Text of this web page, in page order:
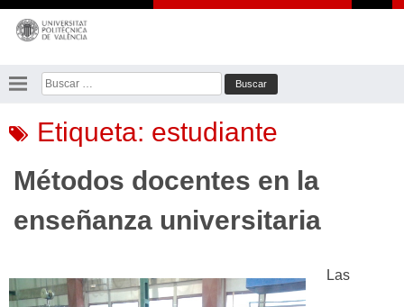
Saltar
contenido
Buscar:
Etiqueta: estudiante
Métodos docentes en la
enseñanza universitaria
Las